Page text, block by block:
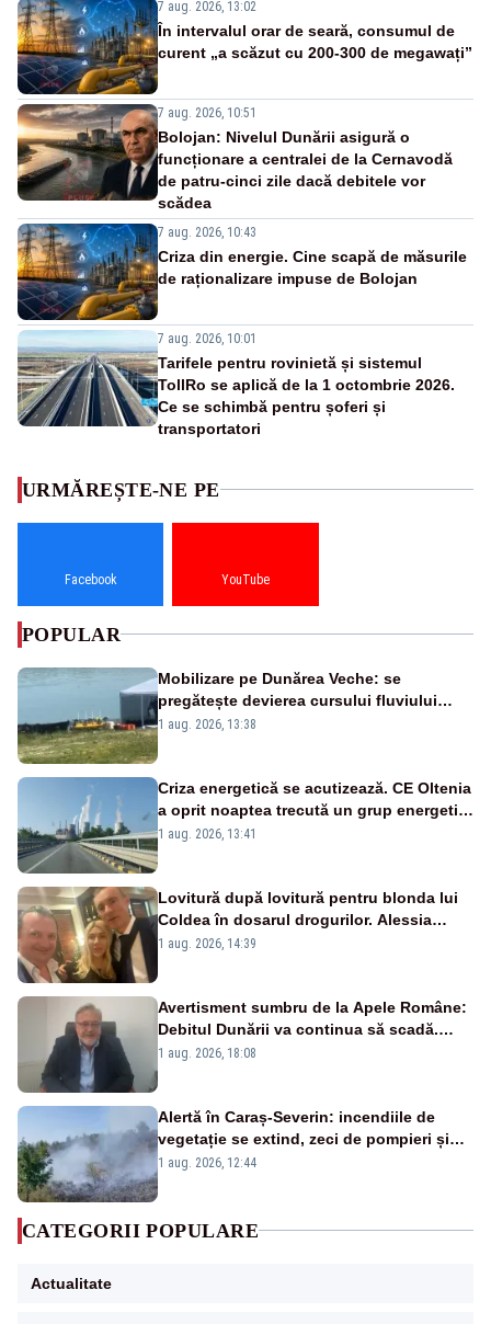
7 aug. 2026, 13:02
În intervalul orar de seară, consumul de
curent „a scăzut cu 200-300 de megawați”
7 aug. 2026, 10:51
Bolojan: Nivelul Dunării asigură o
funcționare a centralei de la Cernavodă
de patru-cinci zile dacă debitele vor
scădea
7 aug. 2026, 10:43
Criza din energie. Cine scapă de măsurile
de raționalizare impuse de Bolojan
7 aug. 2026, 10:01
Tarifele pentru rovinietă și sistemul
TollRo se aplică de la 1 octombrie 2026.
Ce se schimbă pentru șoferi și
transportatori
URMĂREȘTE-NE PE
Facebook YouTube
POPULAR
Mobilizare pe Dunărea Veche: se
pregătește devierea cursului fluviului
către Cernavodă – VIDEO
1 aug. 2026, 13:38
Criza energetică se acutizează. CE Oltenia
a oprit noaptea trecută un grup energetic
de la Rovinari
1 aug. 2026, 13:41
Lovitură după lovitură pentru blonda lui
Coldea în dosarul drogurilor. Alessia
Păcuraru explică decizia magistraților
1 aug. 2026, 14:39
Avertisment sumbru de la Apele Române:
Debitul Dunării va continua să scadă.
Cernavodă s-ar putea închide în 4 zile
1 aug. 2026, 18:08
Alertă în Caraș-Severin: incendiile de
vegetație se extind, zeci de pompieri și
silvicultori se luptă cu flăcările - VIDEO
1 aug. 2026, 12:44
CATEGORII POPULARE
Actualitate